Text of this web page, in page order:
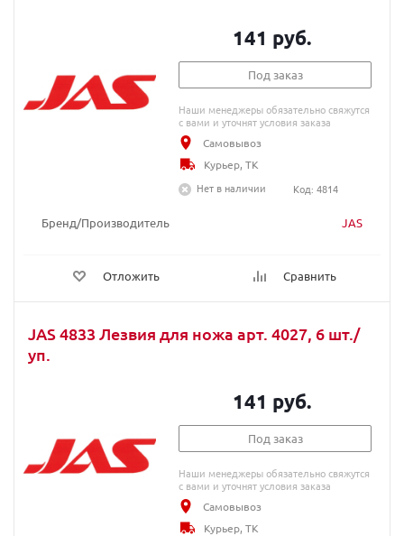
Бренд/Производитель JAS
Отложить Сравнить
141 руб.
Под заказ
Наши менеджеры обязательно свяжутся
с вами и уточнят условия заказа
Самовывоз
Курьер, ТК
Нет в наличии
Код: 4814
JAS 4833 Лезвия для ножа арт. 4027, 6 шт./
уп.
141 руб.
Под заказ
Наши менеджеры обязательно свяжутся
с вами и уточнят условия заказа
Самовывоз
Курьер, ТК